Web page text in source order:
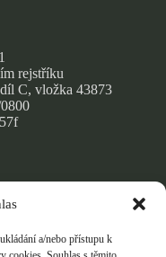
a/nebo přístupu k
rejstříku
C, vložka 43873
údajů